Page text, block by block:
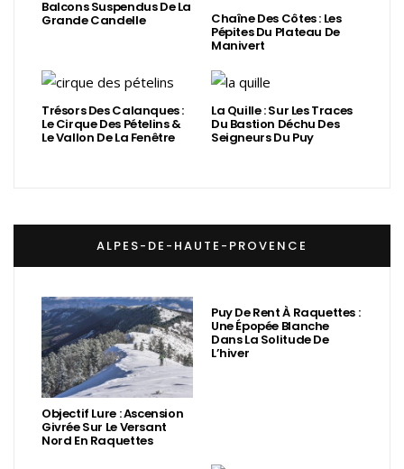
Balcons Suspendus De La
Grande Candelle Chaîne Des Côtes : Les
Pépites Du Plateau De
Manivert
Trésors Des Calanques :
Le Cirque Des Pételins &
Le Vallon De La Fenêtre
La Quille : Sur Les Traces
Du Bastion Déchu Des
Seigneurs Du Puy
ALPES-DE-HAUTE-PROVENCE
Objectif Lure : Ascension
Givrée Sur Le Versant
Nord En Raquettes
Puy De Rent À Raquettes :
Une Épopée Blanche
Dans La Solitude De
L’hiver